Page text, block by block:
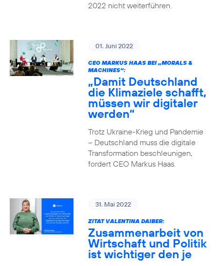
2022 nicht weiterführen.
01. Juni 2022
CEO MARKUS HAAS BEI „MORALS &
MACHINES“:
„Damit Deutschland
die Klimaziele schafft,
müssen wir digitaler
werden“
Trotz Ukraine-Krieg und Pandemie
– Deutschland muss die digitale
Transformation beschleunigen,
fordert CEO Markus Haas.
31. Mai 2022
ZITAT VALENTINA DAIBER:
Zusammenarbeit von
Wirtschaft und Politik
ist wichtiger den je